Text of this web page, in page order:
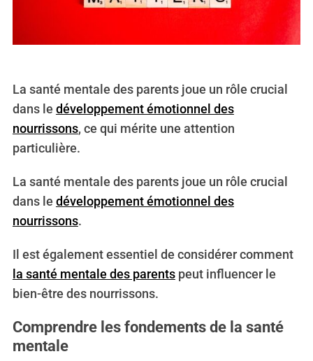
La santé mentale des parents joue un rôle crucial
dans le développement émotionnel des
nourrissons, ce qui mérite une attention
particulière.
La santé mentale des parents joue un rôle crucial
dans le développement émotionnel des
nourrissons.
Il est également essentiel de considérer comment
la santé mentale des parentspeut influencer le
bien-être des nourrissons.
Comprendre les fondements de la santé
mentale